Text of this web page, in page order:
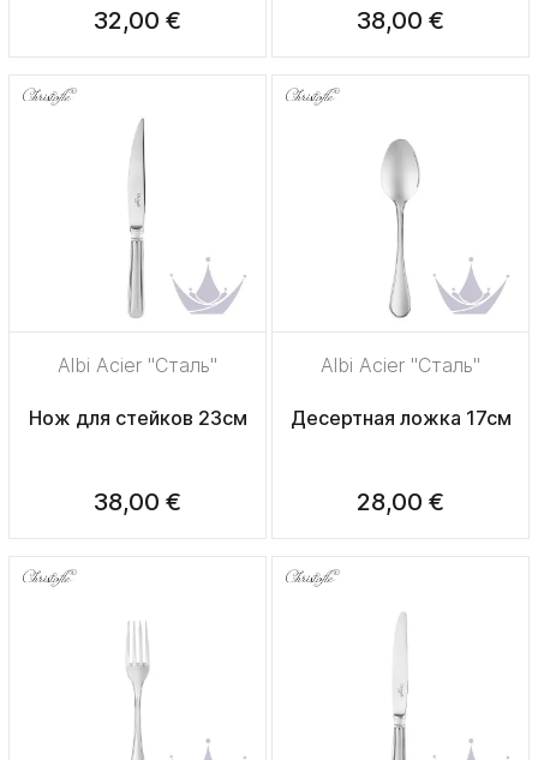
32,00 € 38,00 €
Albi Acier "Сталь"
Нож для стейков 23см
38,00 €
Albi Acier "Сталь"
Десертная ложка 17см
28,00 €